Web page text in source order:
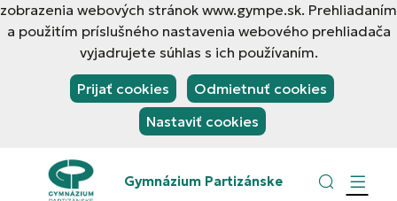
zobrazenia webových stránok www.gympe.sk. Prehliadaním
a použitím príslušného nastavenia webového prehliadača
vyjadrujete súhlas s ich používaním.
Prijať cookies
Odmietnuť cookies
Nastaviť cookies
Gymnázium Partizánske